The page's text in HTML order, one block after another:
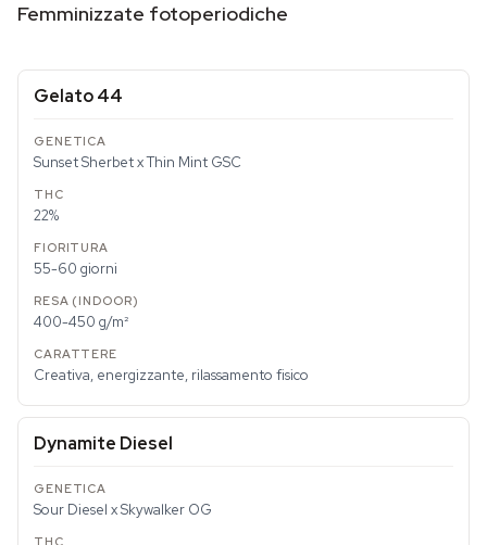
Femminizzate fotoperiodiche
Gelato 44
Sunset Sherbet x Thin Mint GSC
22%
55-60 giorni
400-450 g/m²
Creativa, energizzante, rilassamento fisico
Dynamite Diesel
Sour Diesel x Skywalker OG